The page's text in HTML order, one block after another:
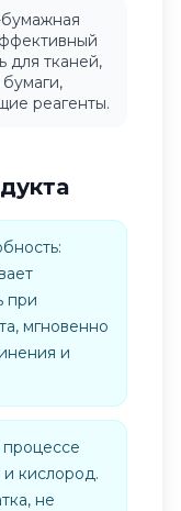
для тканей,
реагенты.
при
мгновенно
и
кислород.
не